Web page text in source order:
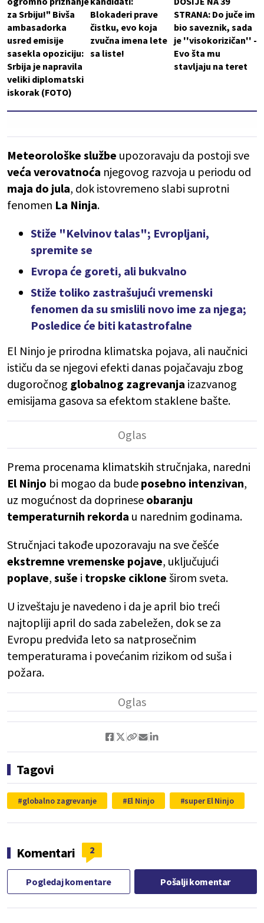
za Srbiju!" Bivša
ambasadorka
usred emisije
sasekla opoziciju:
Srbija je napravila
veliki diplomatski
iskorak (FOTO)
Blokaderi prave
čistku, evo koja
zvučna imena lete
sa liste!
STRANA: Do juče im
bio saveznik, sada
je ''visokorizičan'' -
Evo šta mu
stavljaju na teret
Meteorološke službe upozoravaju da postoji sve
veća verovatnoća njegovog razvoja u periodu od
maja do jula, dok istovremeno slabi suprotni
fenomen La Ninja.
Stiže "Kelvinov talas"; Evropljani,
spremite se
Evropa će goreti, ali bukvalno
Stiže toliko zastrašujući vremenski
fenomen da su smislili novo ime za njega;
Posledice će biti katastrofalne
El Ninjo je prirodna klimatska pojava, ali naučnici
ističu da se njegovi efekti danas pojačavaju zbog
dugoročnog globalnog zagrevanja izazvanog
emisijama gasova sa efektom staklene bašte.
Prema procenama klimatskih stručnjaka, naredni
El Ninjo bi mogao da bude posebno intenzivan,
uz mogućnost da doprinese obaranju
temperaturnih rekorda u narednim godinama.
Stručnjaci takođe upozoravaju na sve češće
ekstremne vremenske pojave, uključujući
poplave, suše i tropske ciklone širom sveta.
U izveštaju je navedeno i da je april bio treći
najtopliji april do sada zabeležen, dok se za
Evropu predviđa leto sa natprosečnim
temperaturama i povećanim rizikom od suša i
požara.
Tagovi
globalno zagrevanje El Ninjo super El Ninjo
Komentari 2
Pogledaj komentare Pošalji komentar